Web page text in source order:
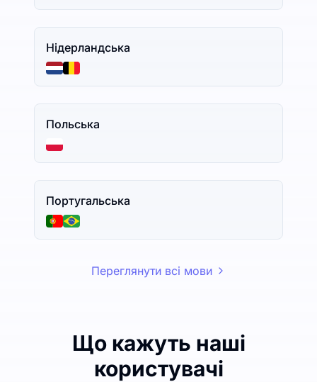
Нідерландська
Польська
Португальська
Переглянути всі мови
Що кажуть наші
користувачі